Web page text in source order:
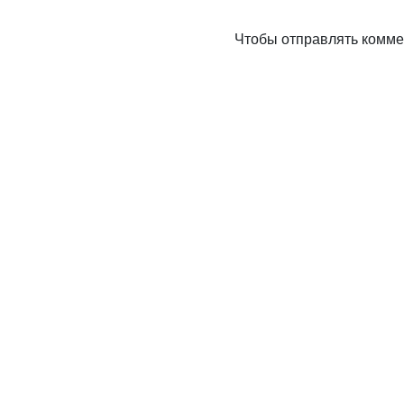
Чтобы отправлять